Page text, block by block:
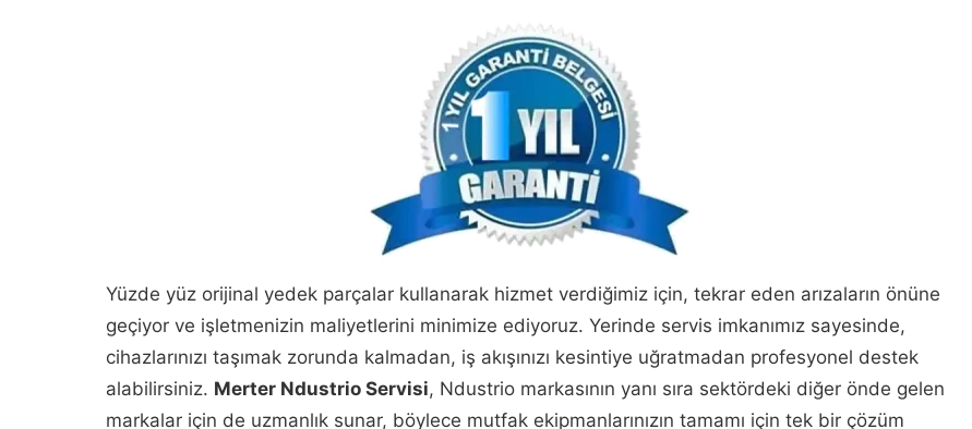
Yüzde yüz orijinal yedek parçalar kullanarak hizmet verdiğimiz için, tekrar eden arızaların önüne
geçiyor ve işletmenizin maliyetlerini minimize ediyoruz. Yerinde servis imkanımız sayesinde,
cihazlarınızı taşımak zorunda kalmadan, iş akışınızı kesintiye uğratmadan profesyonel destek
alabilirsiniz. Merter Ndustrio Servisi, Ndustrio markasının yanı sıra sektördeki diğer önde gelen
markalar için de uzmanlık sunar, böylece mutfak ekipmanlarınızın tamamı için tek bir çözüm